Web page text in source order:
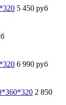
5 450 руб
6 990 руб
2 850